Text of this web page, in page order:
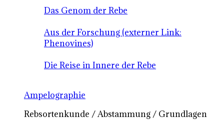
Das Genom der Rebe
Aus der Forschung (externer Link:
Phenovines)
Die Reise in Innere der Rebe
Ampelographie
Rebsortenkunde / Abstammung / Grundlagen